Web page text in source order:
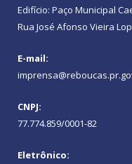
Edifício: Paço Municipal
Rua José Afonso Vieira
E-mail:
CNPJ:
77.774.859/0001-82
Eletrônico: